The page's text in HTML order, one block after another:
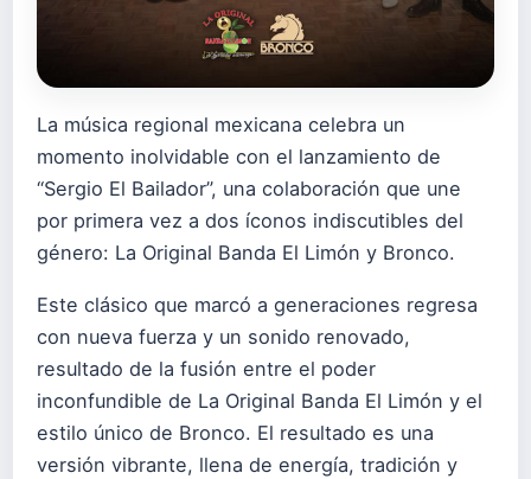
La música regional mexicana celebra un
momento inolvidable con el lanzamiento de
“Sergio El Bailador”, una colaboración que une
por primera vez a dos íconos indiscutibles del
género: La Original Banda El Limón y Bronco.
Este clásico que marcó a generaciones regresa
con nueva fuerza y un sonido renovado,
resultado de la fusión entre el poder
inconfundible de La Original Banda El Limón y el
estilo único de Bronco. El resultado es una
versión vibrante, llena de energía, tradición y